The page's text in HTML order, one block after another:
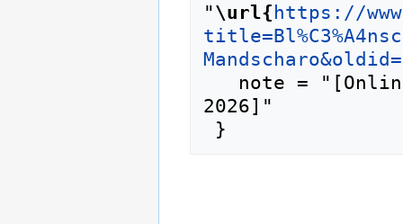
"\url{ https://
2026]"